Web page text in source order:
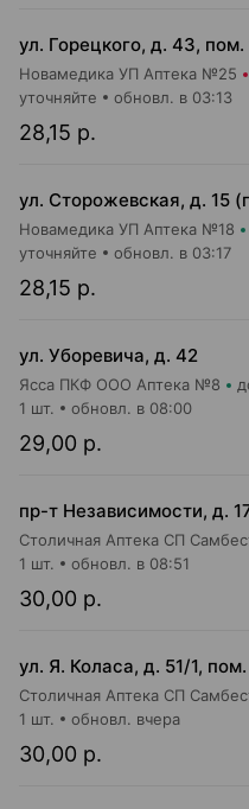
ул. Горецкого, д. 43, пом.
Новамедика УП Аптека №25
28,15 р.
уточняйте обновл. в 03:13
ул. Сторожевская, д. 15
Новамедика УП Аптека №18
28,15 р.
уточняйте обновл. в 03:17
ул. Уборевича, д. 42
Ясса ПКФ ООО Аптека №8
29,00 р.
1 шт. обновл. в 08:00
пр-т Независимости, д.
30,00 р.
1 шт. обновл. в 08:51
ул. Я. Коласа, д. 51/1,
30,00 р.
1 шт. обновл. вчера